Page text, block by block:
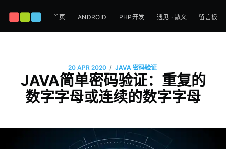
首页 ANDROID PHP开发 遇见 · 散文 留言板
20 APR 2020 / JAVA 密码验证
JAVA简单密码验证：重复的
数字字母或连续的数字字母